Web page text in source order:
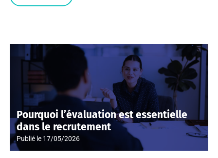
Pourquoi l’évaluation est essentielle
dans le recrutement
Publié le 17/05/2026